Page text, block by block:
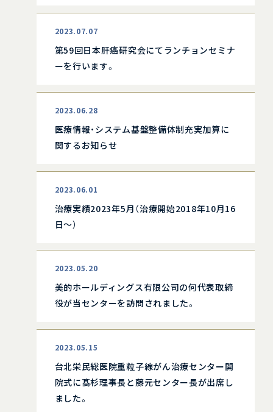
2023.07.07
第59回日本肝癌研究会にてランチョンセミナ
ーを行います。
2023.06.28
医療情報・システム基盤整備体制充実加算に
関するお知らせ
2023.06.01
治療実績2023年5月（治療開始2018年10月16
日～）
2023.05.20
美的ホールディングス有限公司の何代表取締
役が当センターを訪問されました。
2023.05.15
台北栄民総医院重粒子線がん治療センター開
院式に髙杉理事長と藤元センター長が出席し
ました。